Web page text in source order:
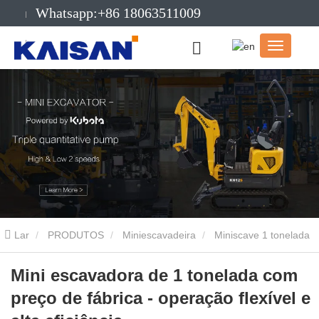
Whatsapp:+86 18063511009
E-mail:info@kaisanmachinery.com
Lar PRODUTOS Miniescavadeira Miniscave 1 tonelada
Mini escavadora de 1 tonelada com preço de fábrica - operação
flexível e alta eficiência.
Mini escavadora de 1 tonelada com
preço de fábrica - operação flexível e